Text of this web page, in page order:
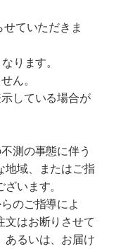
ていただきま
ります。
ん。
している場合が
測の事態に伴う
地域、またはご指
います。
のご指導によ
文はお断りさせて
あるいは、お届け